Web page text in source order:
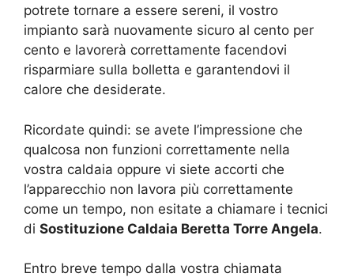
potrete tornare a essere sereni, il vostro
impianto sarà nuovamente sicuro al cento per
cento e lavorerà correttamente facendovi
risparmiare sulla bolletta e garantendovi il
calore che desiderate.
Ricordate quindi: se avete l’impressione che
qualcosa non funzioni correttamente nella
vostra caldaia oppure vi siete accorti che
l’apparecchio non lavora più correttamente
come un tempo, non esitate a chiamare i tecnici
di Sostituzione Caldaia Beretta Torre Angela.
Entro breve tempo dalla vostra chiamata